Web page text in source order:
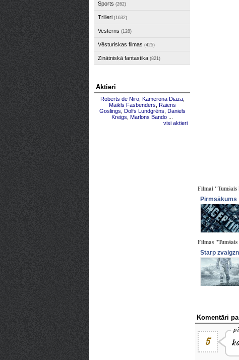
Sports (262)
Trilleri (1632)
Vesterns (128)
Vēsturiskas filmas (425)
Zinātniskā fantastika (821)
Aktieri
Roberts de Niro, Kamerona Diaza,
Maikls Fasbenders Raiens
Goslings Dolfs Lundgrēns Daniels
Kreigs Marlons Bando
visi aktieri
Filmai "Tumšais
Pirmsākums
Filmas
Starp
Komentāri
5